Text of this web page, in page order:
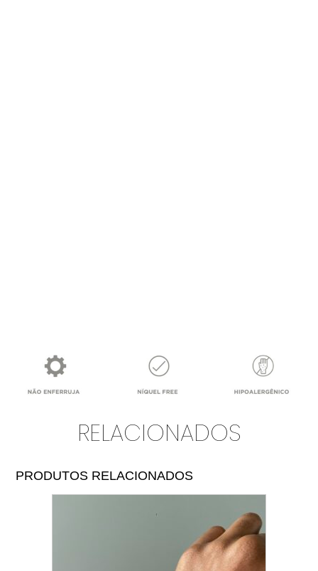
RELACIONADOS
PRODUTOS RELACIONADOS